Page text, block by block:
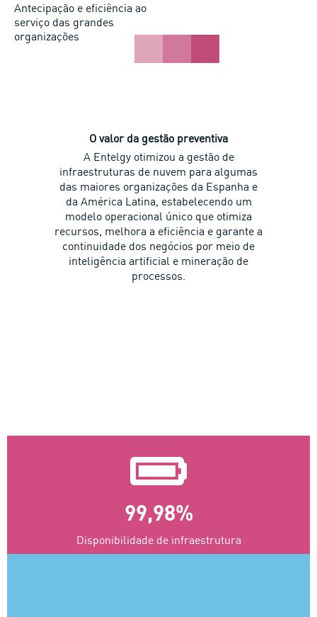
Antecipação e eficiência ao
serviço das grandes
organizações
O valor da gestão preventiva
A Entelgy otimizou a gestão de
infraestruturas de nuvem para algumas
das maiores organizações da Espanha e
da América Latina, estabelecendo um
modelo operacional único que otimiza
recursos, melhora a eficiência e garante a
continuidade dos negócios por meio de
inteligência artificial e mineração de
processos.
99,98%
Disponibilidade de infraestrutura